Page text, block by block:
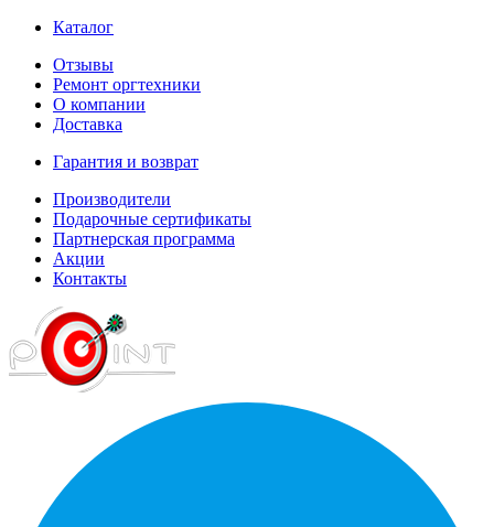
Каталог
Отзывы
Ремонт оргтехники
О компании
Доставка
Гарантия и возврат
Производители
Подарочные сертификаты
Партнерская программа
Акции
Контакты